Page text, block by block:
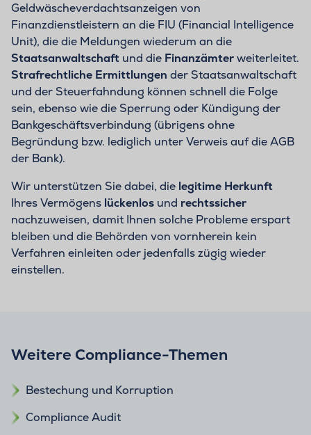
Geldwäscheverdachtsanzeigen von
Finanzdienstleistern an die FIU (Financial Intelligence
Unit), die die Meldungen wiederum an die
Staatsanwaltschaft und die Finanzämterweiterleitet.
Strafrechtliche Ermittlungen der Staatsanwaltschaft
und der Steuerfahndung können schnell die Folge
sein, ebenso wie die Sperrung oder Kündigung der
Bankgeschäftsverbindung (übrigens ohne
Begründung bzw. lediglich unter Verweis auf die AGB
der Bank).
Wir unterstützen Sie dabei, die legitime Herkunft
Ihres Vermögens lückenlos und rechtssicher
nachzuweisen, damit Ihnen solche Probleme erspart
bleiben und die Behörden von vornherein kein
Verfahren einleiten oder jedenfalls zügig wieder
einstellen.
Weitere Compliance-Themen
Bestechung und Korruption
Compliance Audit